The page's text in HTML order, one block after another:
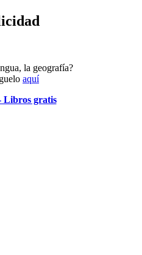
la geografía?
aquí
Libros gratis